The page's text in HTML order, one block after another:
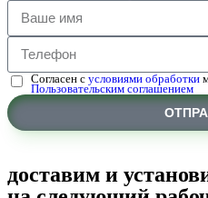
Согласен с условиями обработки
Пользовательским соглашением
доставим и